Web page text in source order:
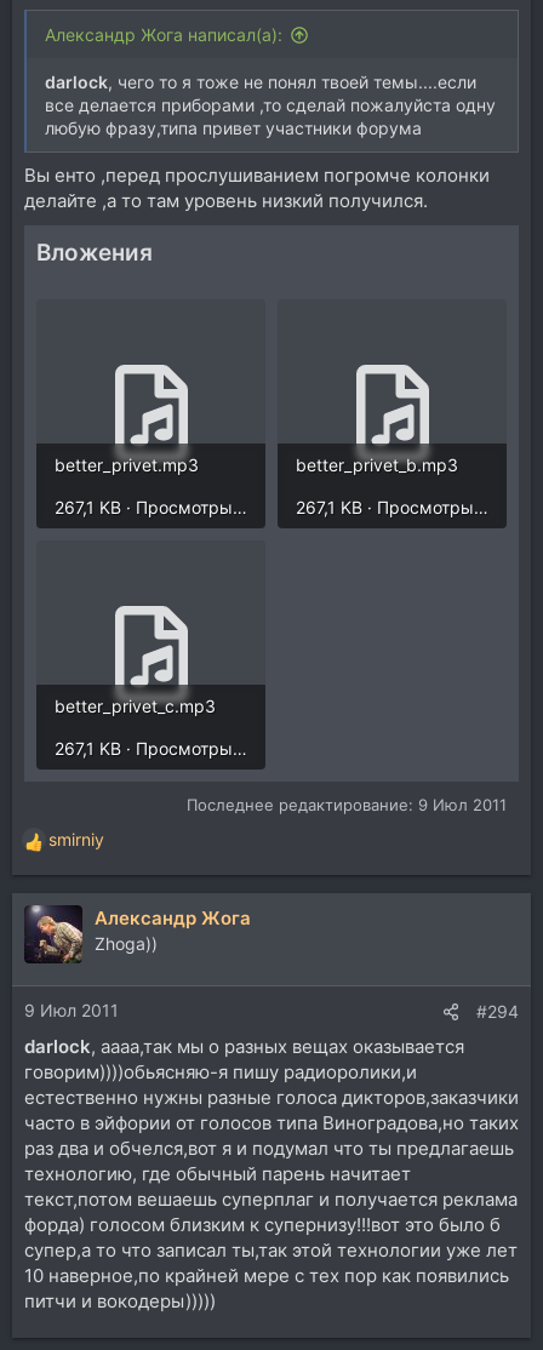
Александр Жога написал(а):
darlock, чего то я тоже не понял твоей темы....если
все делается приборами ,то сделай пожалуйста одну
любую фразу,типа привет участники форума
Вы енто ,перед прослушиванием погромче колонки
делайте ,а то там уровень низкий получился.
Вложения
better_privet.mp3
267,1 KB · Просмотры: 198
better_privet_b.mp3
267,1 KB · Просмотры: 170
better_privet_c.mp3
267,1 KB · Просмотры: 163
Последнее редактирование: 9 Июл 2011
Р
е
а
к
ц
и
и
:
smirniy
Александр Жога
Zhoga))
9 Июл 2011 #294
darlock, аааа,так мы о разных вещах оказывается
говорим))))обьясняю-я пишу радиоролики,и
естественно нужны разные голоса дикторов,заказчики
часто в эйфории от голосов типа Виноградова,но таких
раз два и обчелся,вот я и подумал что ты предлагаешь
технологию, где обычный парень начитает
текст,потом вешаешь суперплаг и получается реклама
форда) голосом близким к супернизу!!!вот это было б
супер,а то что записал ты,так этой технологии уже лет
10 наверное,по крайней мере с тех пор как появились
питчи и вокодеры)))))